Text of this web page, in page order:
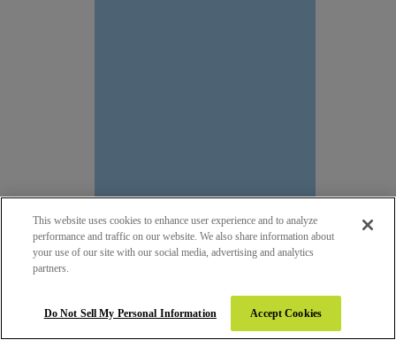
30 - SUEDE (SUD)
This website uses cookies to enhance user experience and to analyze
performance and traffic on our website. We also share information about
your use of our site with our social media, advertising and analytics
partners.
Do Not Sell My Personal Information Accept Cookies